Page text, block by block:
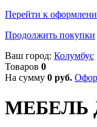
Перейти к
Продолжить покупки
Ваш город: Колумбус
Товаров 0
На сумму 0 руб.
МЕБЕЛЬ